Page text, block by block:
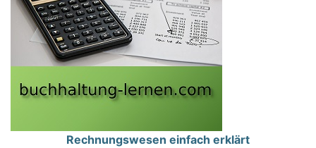
Rechnungswesen einfach erklärt